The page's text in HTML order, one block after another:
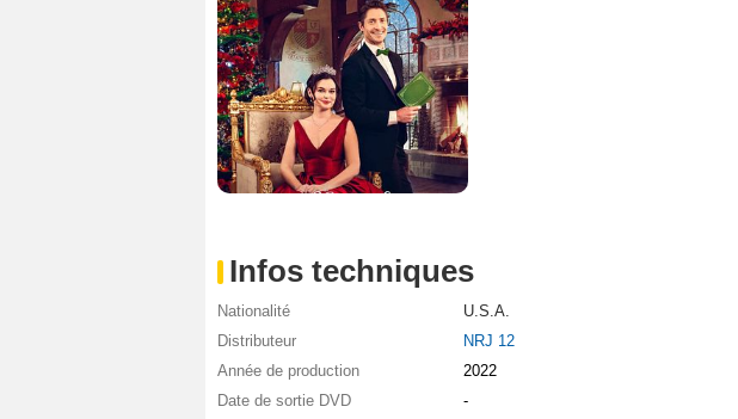
Infos techniques
Nationalité
U.S.A.
Distributeur
NRJ 12
Année de production
2022
Date de sortie DVD
-